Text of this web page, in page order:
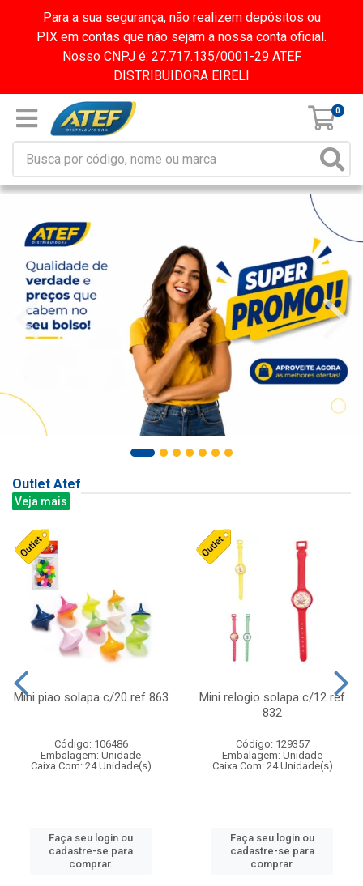
Para a sua segurança, não realizem depósitos ou
PIX em contas que não sejam a nossa conta oficial.
Nosso CNPJ é: 27.717.135/0001-29 ATEF
DISTRIBUIDORA EIRELI
0
Outlet Atef
Veja mais
Mini piao solapa c/20 ref 863
Código: 106486
Embalagem: Unidade
Caixa Com: 24 Unidade(s)
Faça seu login ou
cadastre-se para
comprar.
Mini relogio solapa c/12 ref
832
Código: 129357
Embalagem: Unidade
Caixa Com: 24 Unidade(s)
Faça seu login ou
cadastre-se para
comprar.